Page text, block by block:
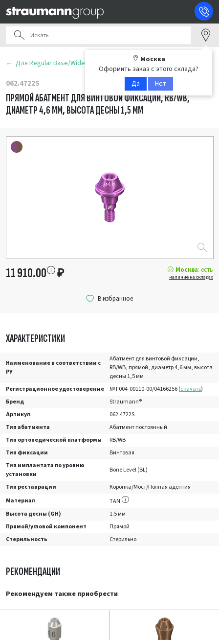
Москва
Оформить заказ с этого склада?
Да
Нет
Для Regular Base/Wide Base (RB/WB)
062.4722S
ПРЯМОЙ АБАТМЕНТ ДЛЯ ВИНТОВОЙ ФИКСАЦИИ, RB/WB,
ДИАМЕТР 4,6 ММ, ВЫСОТА ДЕСНЫ 1,5 ММ
ХАРАКТЕРИСТИКИ
Наименование в соответствии с
РУ
Абатмент для винтовой фиксации,
RB/WB, прямой, диаметр 4,6 мм, высота
десны 1,5 мм
Регистрационное удостоверение
№ Г004-00110-00/04166256 (скачать)
Бренд
Straumann®
Артикул
062.4722S
Тип абатмента
Абатмент постоянный
Тип ортопедической платформы
RB/WB
Тип фиксации
Винтовая
Тип имплантата по уровню
установки
Bone Level (BL)
Тип реставрации
Коронка/Мост/Полная адентия
Материал
TAN
Высота десны (GH)
1.5 мм
Прямой/угловой компонент
Прямой
Стерильность
Стерильно
11 910.00 ₽ Москва: есть
наличие на складах
РЕКОМЕНДАЦИИ
Рекомендуем также приобрести